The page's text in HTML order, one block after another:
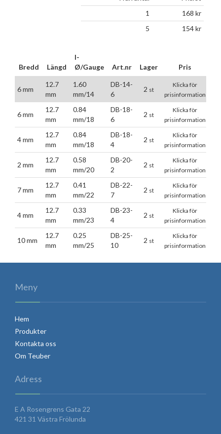
1
168 kr
5
154kr
Bredd Längd
I-
Ø/Gauge
Art.nr Lager Pris
6 mm
12.7
mm
1.60
mm/14
DB-14-
6
2 st
Klicka för
prisinformation
6 mm
12.7
mm
0.84
mm/18
DB-18-
6
2 st
Klicka för
prisinformation
4 mm
12.7
mm
0.84
mm/18
DB-18-
4
2 st
Klicka för
prisinformation
2 mm
12.7
mm
0.58
mm/20
DB-20-
2
2 st
Klicka för
prisinformation
7 mm
12.7
mm
0.41
mm/22
DB-22-
7
2 st
Klicka för
prisinformation
4 mm
12.7
mm
0.33
mm/23
DB-23-
4
2 st
Klicka för
prisinformation
10 mm
12.7
mm
0.25
mm/25
DB-25-
10
2 st
Klicka för
prisinformation
Meny
Hem
Produkter
Kontakta oss
Om Teuber
Adress
E A Rosengrens Gata 22
421 31 Västra Frölunda